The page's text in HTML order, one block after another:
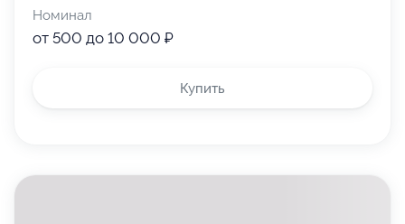
Номинал
от 500 до 10 000 ₽
Купить